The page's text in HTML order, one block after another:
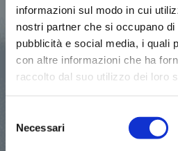
informazioni sul modo in cui
nostri partner che si occupano di
pubblicità e social media, i quali
con altre informazioni che ha
raccolto dal suo utilizzo dei loro
delNecessari
Cognome
E-mail
Ente/Organizzazione